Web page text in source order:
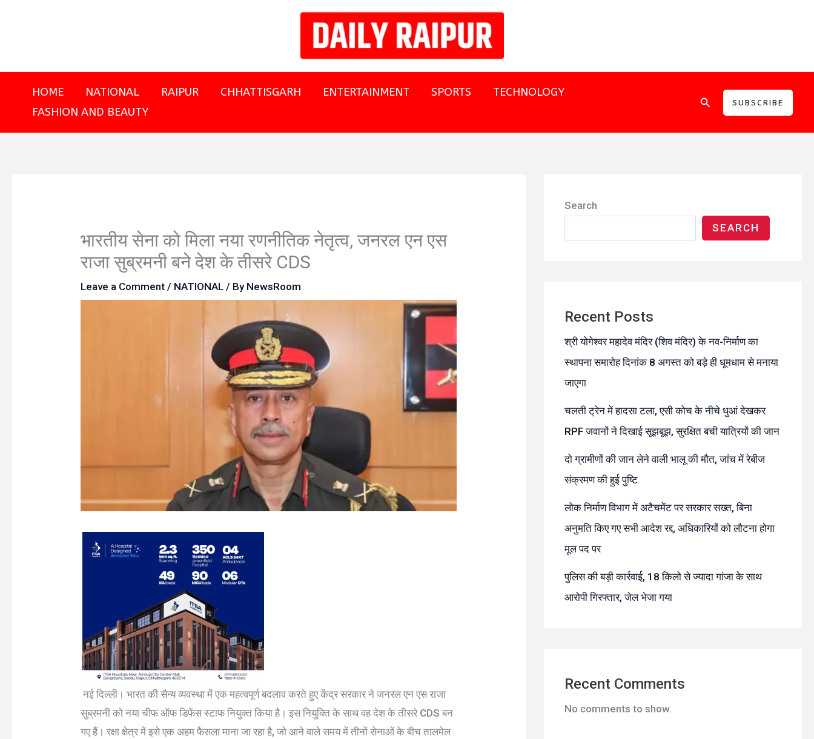
HOME NATIONAL RAIPUR CHHATTISGARH ENTERTAINMENT SPORTS
TECHNOLOGY
FASHION AND BEAUTY
SearchSUBSCRIBE
भारतीय सेना को मिला नया रणनीतिक नेतृत्व, जनरल एन एस
राजा सुब्रमनी बने देश के तीसरे CDS
Leave a Comment / NATIONAL / By NewsRoom
नई दिल्ली। भारत की सैन्य व्यवस्था में एक महत्वपूर्ण बदलाव करते हुए केंद्र सरकार ने जनरल एन एस राजा
सुब्रमनी को नया चीफ ऑफ डिफेंस स्टाफ नियुक्त किया है। इस नियुक्ति के साथ वह देश के तीसरे CDS बन
गए हैं। रक्षा क्षेत्र में इसे एक अहम फैसला माना जा रहा है, जो आने वाले समय में तीनों सेनाओं के बीच तालमेल
Search
SEARCH
Recent Posts
श्री योगेश्वर महादेव मंदिर (शिव मंदिर) के नव-निर्माण का
स्थापना समारोह दिनांक 8 अगस्त को बड़े ही धूमधाम से मनाया
जाएगा
चलती ट्रेन में हादसा टला, एसी कोच के नीचे धुआं देखकर
RPF जवानों ने दिखाई सूझबूझ, सुरक्षित बची यात्रियों की जान
दो ग्रामीणों की जान लेने वाली भालू की मौत, जांच में रेबीज
संक्रमण की हुई पुष्टि
लोक निर्माण विभाग में अटैचमेंट पर सरकार सख्त, बिना
अनुमति किए गए सभी आदेश रद्द, अधिकारियों को लौटना होगा
मूल पद पर
पुलिस की बड़ी कार्रवाई, 18 किलो से ज्यादा गांजा के साथ
आरोपी गिरफ्तार, जेल भेजा गया
Recent Comments
No comments to show.